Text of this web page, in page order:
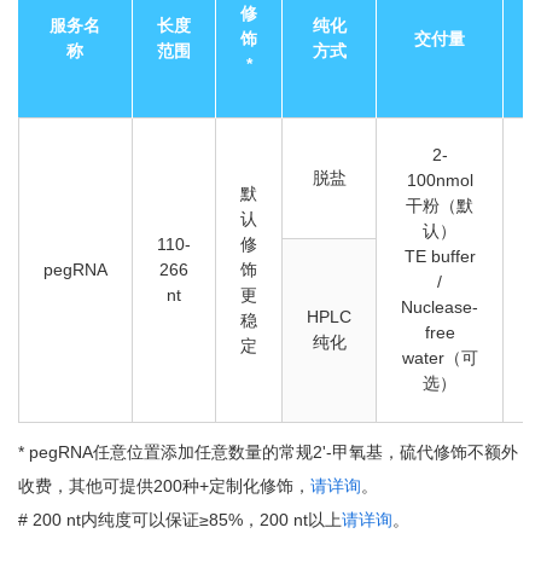
服务名
称
长度
范围
修
饰
*
纯化
方式
交付量
pegRNA
110-
266
nt
默
认
修
饰
更
稳
定
脱盐
2-
100nmol
干粉（默
认）
TE buffer
/
Nuclease-
free
water（可
选）
HPLC
纯化
* pegRNA任意位置添加任意数量的常规2'-甲氧基，硫代修饰不额外
收费，其他可提供200种+定制化修饰， 请详询。
# 200 nt内纯度可以保证≥85%，200 nt以上请详询。